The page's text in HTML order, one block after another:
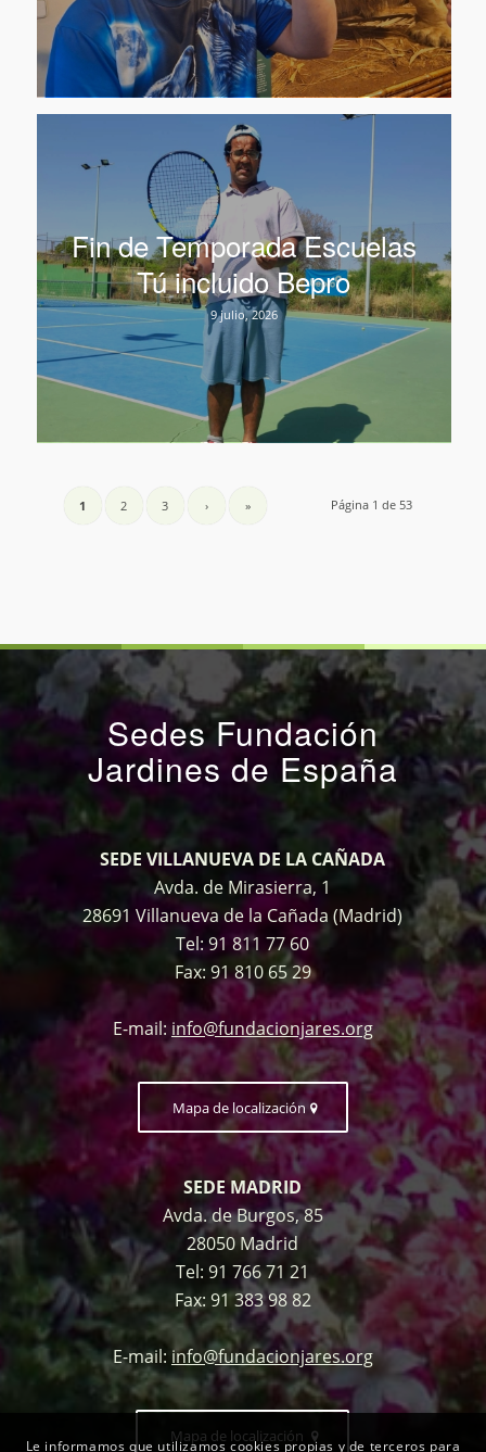
Fin de Temporada Escuelas
Tú incluido Bepro
9 julio, 2026
Página 1 de 53
1 2 3 › »
Sedes Fundación
Jardines de España
SEDE VILLANUEVA DE LA CAÑADA
Avda. de Mirasierra, 1
28691 Villanueva de la Cañada (Madrid)
Tel:91 811 77 60
Fax: 91 810 65 29
E-mail: info@fundacionjares.org
Mapa de localización
SEDE MADRID
Avda. de Burgos, 85
28050 Madrid
Tel:91 766 71 21
Fax: 91 383 98 82
E-mail: info@fundacionjares.org
Mapa de localización
Le informamos que utilizamos cookies propias y de terceros para